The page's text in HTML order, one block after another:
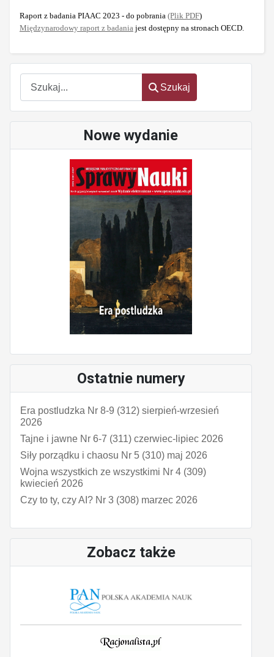
Szukaj
Szukaj
Nowe wydanie
Ostatnie numery
Era postludzka Nr 8-9 (312) sierpień-wrzesień
2026
Tajne i jawne Nr 6-7 (311) czerwiec-lipiec 2026
Siły porządku i chaosu Nr 5 (310) maj 2026
Wojna wszystkich ze wszystkimi Nr 4 (309)
kwiecień 2026
Czy to ty, czy AI? Nr 3 (308) marzec 2026
Zobacz także
Raport z badania PIAAC 2023 - do pobrania (Plik PDF)
Międzynarodowy raport z badania jest dostępny na stronach OECD.